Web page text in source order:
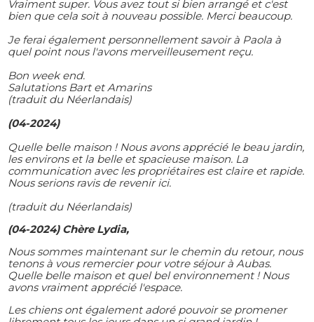
Vraiment super. Vous avez tout si bien arrangé et c'est
bien que cela soit à nouveau possible. Merci beaucoup.
Je ferai également personnellement savoir à Paola à
quel point nous l'avons merveilleusement reçu.
Bon week end.
Salutations Bart et Amarins
(traduit du Néerlandais)
(04-2024)
Quelle belle maison ! Nous avons apprécié le beau jardin,
les environs et la belle et spacieuse maison. La
communication avec les propriétaires est claire et rapide.
Nous serions ravis de revenir ici.
(traduit du Néerlandais)
(04-2024) Chère Lydia,
Nous sommes maintenant sur le chemin du retour, nous
tenons à vous remercier pour votre séjour à Aubas.
Quelle belle maison et quel bel environnement ! Nous
avons vraiment apprécié l'espace.
Les chiens ont également adoré pouvoir se promener